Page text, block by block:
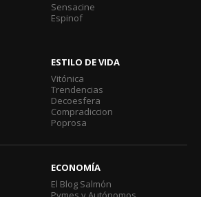
Sensacine
Espinof
ESTILO DE VIDA
Vitónica
Trendencias
Decoesfera
Compradiccion
Poprosa
ECONOMÍA
El Blog Salmón